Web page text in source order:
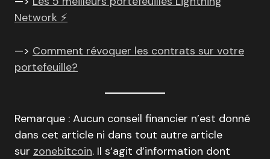
Network ⚡
—> Comment révoquer les contrats sur votre
portefeuille?
Remarque : Aucun conseil financier n’est donné
dans cet article ni dans tout autre article
sur zonebitcoin. Il s’agit d’information dont